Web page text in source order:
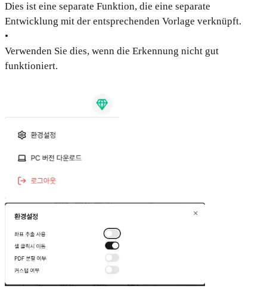
Dies ist eine separate Funktion, die eine separate
Entwicklung mit der entsprechenden Vorlage verknüpft.
•
Verwenden Sie dies, wenn die Erkennung nicht gut
funktioniert.